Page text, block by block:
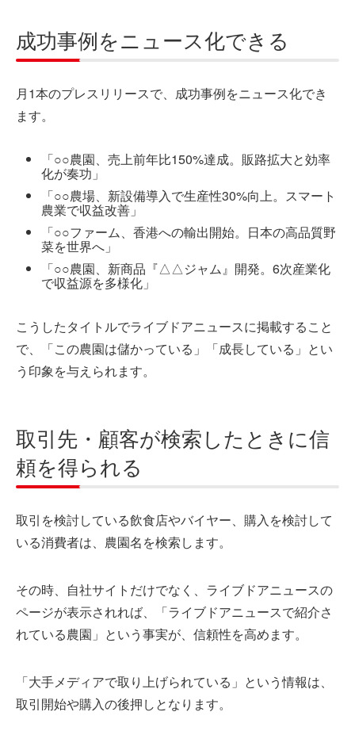
成功事例をニュース化できる
月1本のプレスリリースで、成功事例をニュース化でき
ます。
「○○農園、売上前年比150%達成。販路拡大と効率
化が奏功」
「○○農場、新設備導入で生産性30%向上。スマート
農業で収益改善」
「○○ファーム、香港への輸出開始。日本の高品質野
菜を世界へ」
「○○農園、新商品『△△ジャム』開発。6次産業化
で収益源を多様化」
こうしたタイトルでライブドアニュースに掲載すること
で、「この農園は儲かっている」「成長している」とい
う印象を与えられます。
取引先・顧客が検索したときに信
頼を得られる
取引を検討している飲食店やバイヤー、購入を検討して
いる消費者は、農園名を検索します。
その時、自社サイトだけでなく、ライブドアニュースの
ページが表示されれば、「ライブドアニュースで紹介さ
れている農園」という事実が、信頼性を高めます。
「大手メディアで取り上げられている」という情報は、
取引開始や購入の後押しとなります。